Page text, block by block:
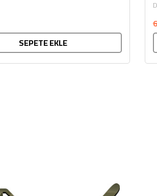
SEPETE EKLE